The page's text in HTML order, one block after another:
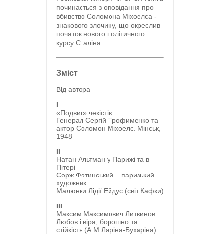
починається з оповідання про
вбивство Соломона Міхоелса -
знакового злочину, що окреслив
початок нового політичного
курсу Сталіна.
Зміст
Від автора
I
«Подвиг» чекістів
Генерал Сергій Трофименко та
актор Соломон Міхоелс. Мінськ,
1948
II
Натан Альтман у Парижі та в
Пітері
Серж Фотинський – паризький
художник
Малюнки Лідії Ейдус (світ Кафки)
III
Максим Максимович Литвинов
Любов і віра, борошно та
стійкість (А.М.Ларіна-Бухаріна)